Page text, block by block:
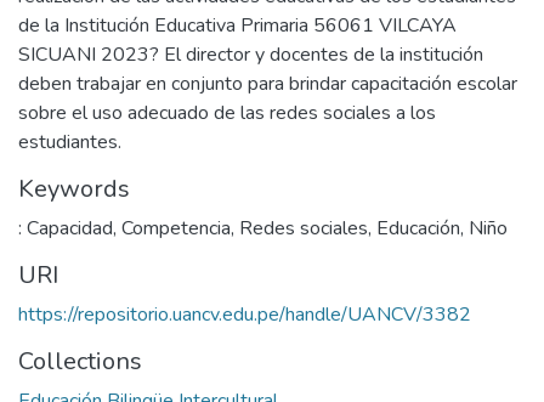
de la Institución Educativa Primaria 56061 VILCAYA
SICUANI 2023? El director y docentes de la institución
deben trabajar en conjunto para brindar capacitación escolar
sobre el uso adecuado de las redes sociales a los
estudiantes.
Keywords
: Capacidad, Competencia, Redes sociales, Educación, Niño
URI
https://repositorio.uancv.edu.pe/handle/UANCV/3382
Collections